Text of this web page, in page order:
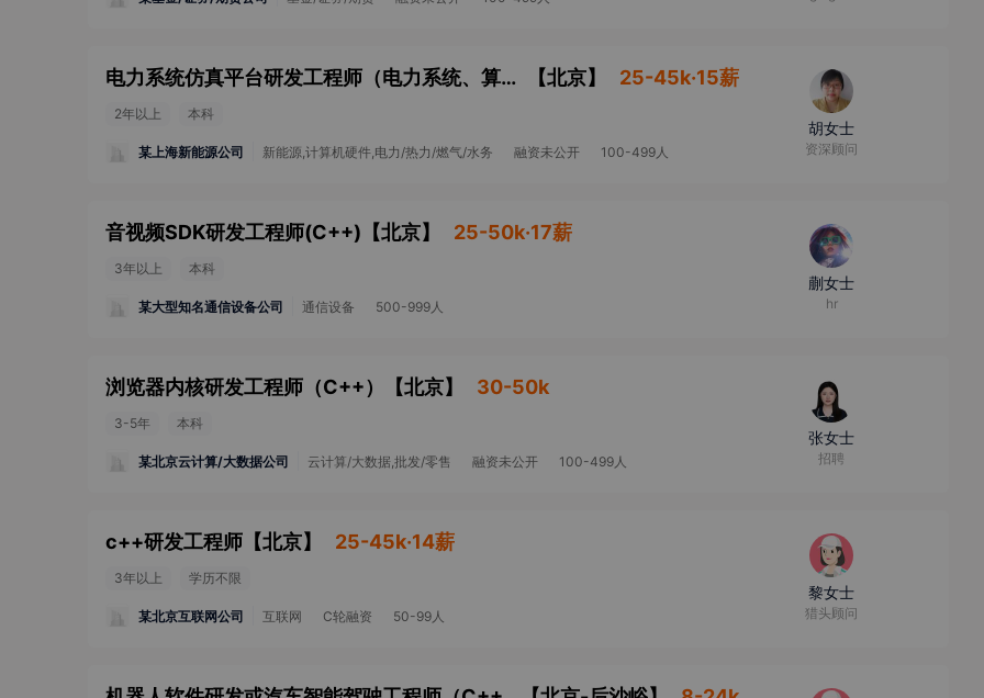
电力系统仿真平台研发工程师（电力系统、算法、C++） 【北京】 25-45k·15薪
2年以上 本科
某上海新能源公司 新能源,计算机硬件,电力/热力/燃气/水务 融资未公开 100-499人
胡女士
资深顾问
音视频SDK研发工程师(C++) 【北京】 25-50k·17薪
3年以上 本科
某大型知名通信设备公司 通信设备 500-999人
蒯女士
hr
浏览器内核研发工程师（C++） 【北京】 30-50k
3-5年 本科
某北京云计算/大数据公司 云计算/大数据,批发/零售 融资未公开 100-499人
张女士
招聘
c++研发工程师 【北京】 25-45k·14薪
3年以上 学历不限
某北京互联网公司 互联网 C轮融资 50-99人
黎女士
猎头顾问